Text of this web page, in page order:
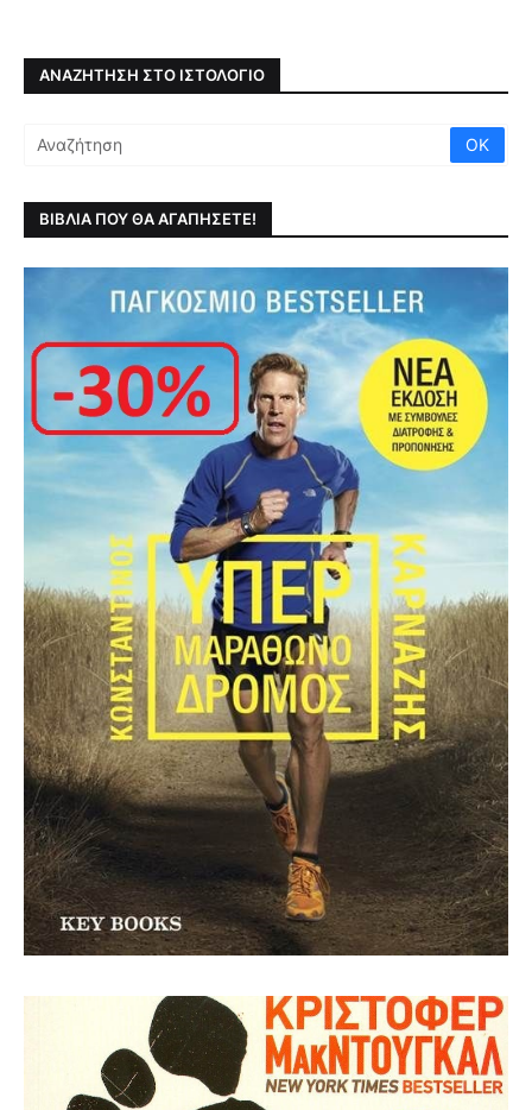
ΑΝΑΖΉΤΗΣΗ ΣΤΟ ΙΣΤΟΛΌΓΙΟ
ΒΙΒΛΙΑ ΠΟΥ ΘΑ ΑΓΑΠΗΣΕΤΕ!